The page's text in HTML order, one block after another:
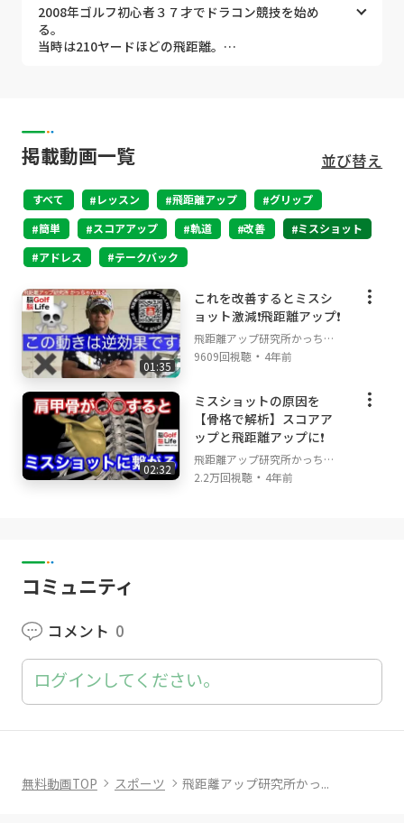
ドラコンプロの太田勝規が提起する
【飛ばしの極意】を提供いたします。
て好評販売中。
レヴューには嬉しい感想がぎっしり。
嬉しいことに販売から半年もせずに増刷となりました。
https://lit.link/upkachanneru
初心者からツアープロ、ツアープロコーチにいたるまで
飛距離アップのレッスンもしております。
2008年ゴルフ初心者３７才でドラコン競技を始め
る。
当時は210ヤードほどの飛距離。
ドラコン全日本大会では毎年出場の常連になりまし
た。
2015年384.5ヤードで当時の自己記録を更新して初
2018年47才で「４１６ヤード」を記録し自己記録更
新❗️
2018年アジア大会２位【オープン】
2016年アジア大会３位【シニア】
世界大会選考会ベスト8
2017年ゴルフを真面目に始めて
半年でベストスコア８７からベストスコア７０へ
チャンネル管理者のドラコンプロ太田勝規は
1971年5月生まれO型大阪府出身
詳細は下記リンクを見ていただければ幸いです。
https://lit.link/upkachanneru
掲載動画一覧 並び替え
すべて レッスン 飛距離アップ
グリップ
簡単
スコアアップ 軌道 改善
ミスショット
アドレス
テークバック
01:35
これを改善するとミスシ
ョット激減❗️飛距離アップ❗️
飛距離アップ研究所かっちゃ
んねる
9609回視聴 ・ 4年前
02:32
ミスショットの原因を
【骨格で解析】スコアア
ップと飛距離アップに❗️
飛距離アップ研究所かっちゃ
んねる
2.2万回視聴 ・ 4年前
コミュニティ
コメント 0
ログインしてください。
無料動画TOP スポーツ 飛距離アップ研究所かっ...